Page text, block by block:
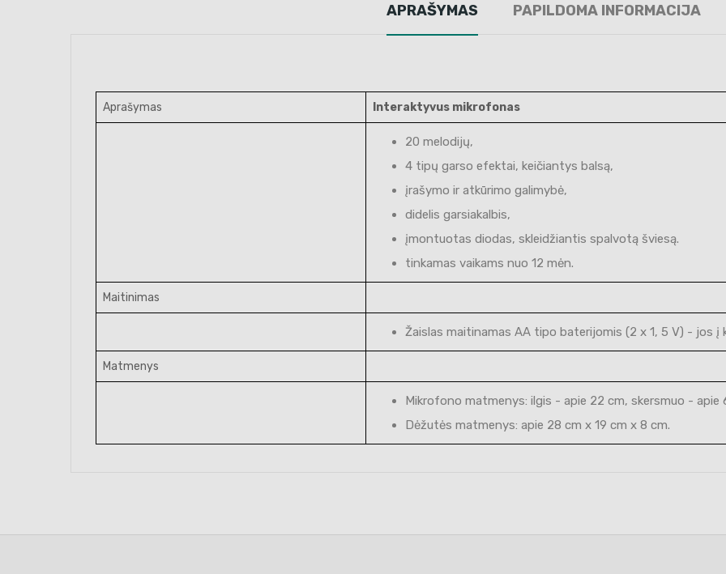
APRAŠYMAS PAPILDOMA INFORMACIJA
Aprašymas Interaktyvus mikrofonas
20 melodijų,
4 tipų garso efektai, keičiantys balsą,
įrašymo ir atkūrimo galimybė,
didelis garsiakalbis,
įmontuotas diodas, skleidžiantis spalvotą šviesą.
tinkamas vaikams nuo 12 mėn.
Maitinimas
Žaislas maitinamas AA tipo baterijomis (2 x 1, 5 V) - jos į
Matmenys
Mikrofono matmenys: ilgis - apie 22 cm, skersmuo - apie
Dėžutės matmenys: apie 28 cm x 19 cm x 8 cm.